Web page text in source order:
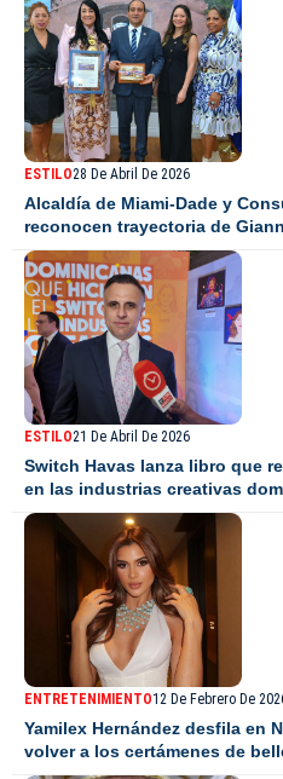
ESTILO28 De Abril De 2026
Alcaldía de Miami-Dade y
reconocen trayectoria de
ESTILO21 De Abril De 2026
Switch Havas lanza libro que
en las industrias creativas
ENTRETENIMIENTO12 De Febrero De
Yamilex Hernández desfila en
volver a los certámenes de